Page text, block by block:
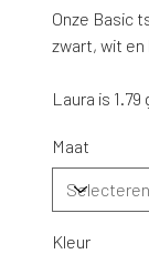
Onze Basic
zwart, wit en
Laura is
Maat
Kleur